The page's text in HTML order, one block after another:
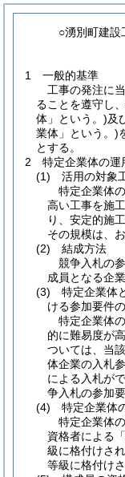
○湧別町建設
1 一般的基準
工事の発注に
ることを遵守し
体」という。)及
業体」という。)
とする。
2 特定企業体の運
(1) 活用の対象
特定企業体
高い工事を施
り、安定的施
その規模は、
(2) 結成方法
競争入札の
成員となる企
(3) 特定企業体
ける参加要件
特定企業体
的に難易度が
ついては、当
体企業の入札
による入札が
争入札の参加
(4) 特定企業体
特定企業体
資格者による
級に格付けさ
等級に格付け